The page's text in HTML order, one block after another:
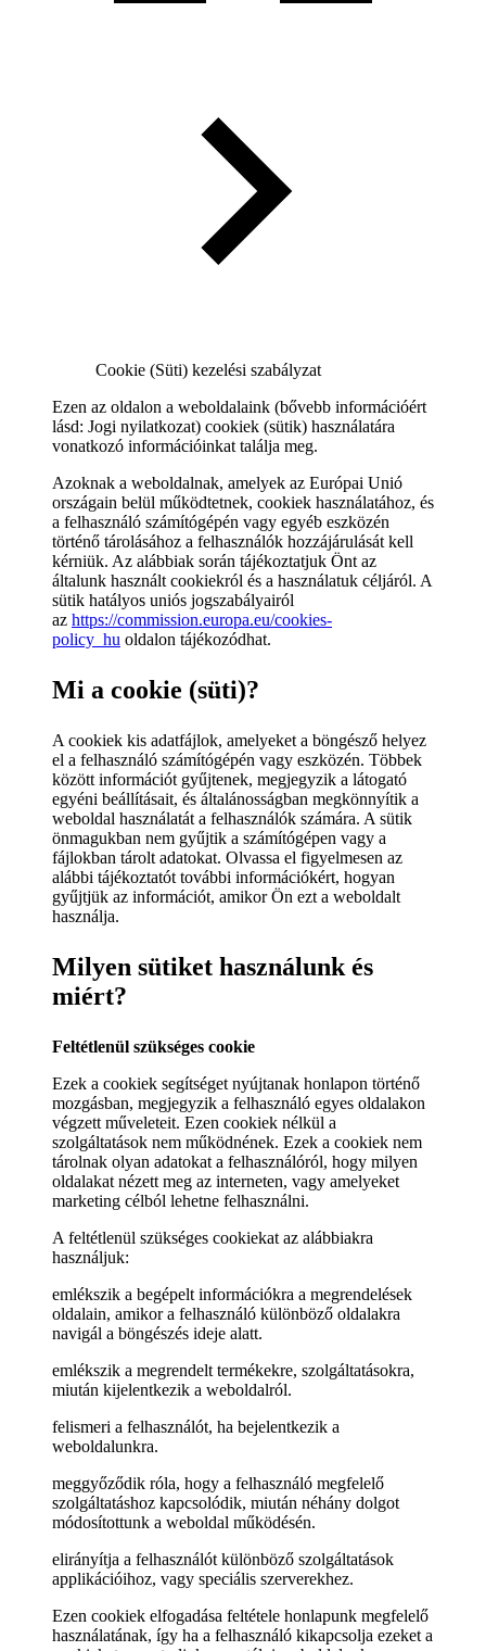
Cookie (Süti) kezelési szabályzat
Ezen az oldalon a weboldalaink (bővebb információért
lásd: Jogi nyilatkozat) cookiek (sütik) használatára
vonatkozó információinkat találja meg.
Azoknak a weboldalnak, amelyek az Európai Unió
országain belül működtetnek, cookiek használatához, és
a felhasználó számítógépén vagy egyéb eszközén
történő tárolásához a felhasználók hozzájárulását kell
kérniük. Az alábbiak során tájékoztatjuk Önt az
általunk használt cookiekról és a használatuk céljáról. A
sütik hatályos uniós jogszabályairól
az https://commission.europa.eu/cookies-
policy_hu oldalon tájékozódhat.
Mi a cookie (süti)?
A cookiek kis adatfájlok, amelyeket a böngésző helyez
el a felhasználó számítógépén vagy eszközén. Többek
között információt gyűjtenek, megjegyzik a látogató
egyéni beállításait, és általánosságban megkönnyítik a
weboldal használatát a felhasználók számára. A sütik
önmagukban nem gyűjtik a számítógépen vagy a
fájlokban tárolt adatokat. Olvassa el figyelmesen az
alábbi tájékoztatót további információkért, hogyan
gyűjtjük az információt, amikor Ön ezt a weboldalt
használja.
Milyen sütiket használunk és
miért?
Feltétlenül szükséges cookie
Ezek a cookiek segítséget nyújtanak honlapon történő
mozgásban, megjegyzik a felhasználó egyes oldalakon
végzett műveleteit. Ezen cookiek nélkül a
szolgáltatások nem működnének. Ezek a cookiek nem
tárolnak olyan adatokat a felhasználóról, hogy milyen
oldalakat nézett meg az interneten, vagy amelyeket
marketing célból lehetne felhasználni.
A feltétlenül szükséges cookiekat az alábbiakra
használjuk:
emlékszik a begépelt információkra a megrendelések
oldalain, amikor a felhasználó különböző oldalakra
navigál a böngészés ideje alatt.
emlékszik a megrendelt termékekre, szolgáltatásokra,
miután kijelentkezik a weboldalról.
felismeri a felhasználót, ha bejelentkezik a
weboldalunkra.
meggyőződik róla, hogy a felhasználó megfelelő
szolgáltatáshoz kapcsolódik, miután néhány dolgot
módosítottunk a weboldal működésén.
elirányítja a felhasználót különböző szolgáltatások
applikációihoz, vagy speciális szerverekhez.
Ezen cookiek elfogadása feltétele honlapunk megfelelő
használatának, így ha a felhasználó kikapcsolja ezeket a